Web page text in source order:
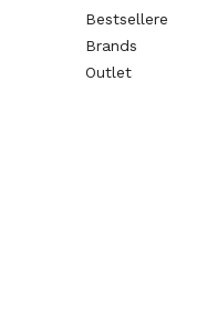
Bestsellere
Brands
Outlet